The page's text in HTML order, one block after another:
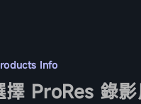
Info
擇 ProRes 錄